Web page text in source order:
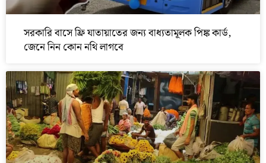
সরকারি বাসে ফ্রি যাতায়াতের জন্য বাধ্যতামূলক পিঙ্ক কার্ড,
জেনে নিন কোন নথি লাগবে